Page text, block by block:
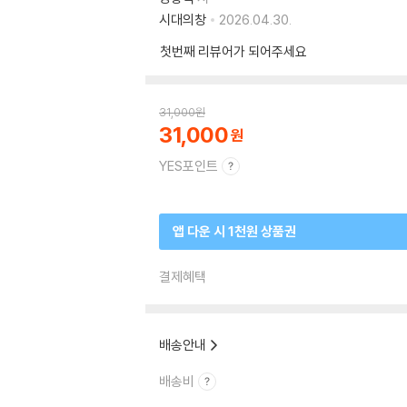
시대의창
2026.04.30.
첫번째 리뷰어가 되어주세요
31,000원
31,000
YES포인트
앱 다운 시 1천원 상품권
결제혜택
배송안내
배송비